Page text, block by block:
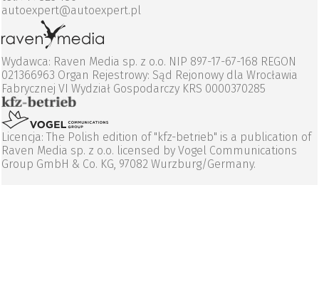
autoexpert@autoexpert.pl
Wydawca: Raven Media sp. z o.o. NIP 897-17-67-168 REGON
021366963 Organ Rejestrowy: Sąd Rejonowy dla Wrocławia
Fabrycznej VI Wydział Gospodarczy KRS 0000370285
Licencja: The Polish edition of "kfz-betrieb" is a publication of
Raven Media sp. z o.o. licensed by Vogel Communications
Group GmbH & Co. KG, 97082 Wurzburg/Germany.